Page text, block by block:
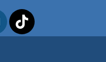
Instagram